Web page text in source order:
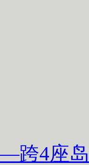
跨4座